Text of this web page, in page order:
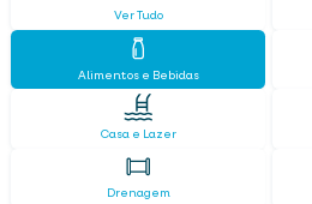
Ver Tudo
Alimentos e Bebidas
Casa e Lazer
Drenagem